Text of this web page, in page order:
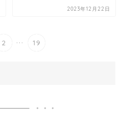
2023年12月22日
2 ... 19